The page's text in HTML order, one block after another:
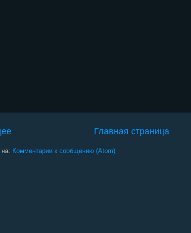
Главная страница
на: Комментарии к сообщению (Atom)